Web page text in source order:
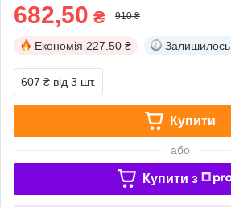
682,50 ₴ 910 ₴
Економія 227.50 ₴ Залишилось
607 ₴ від 3 шт.
Купити
або
Купити з